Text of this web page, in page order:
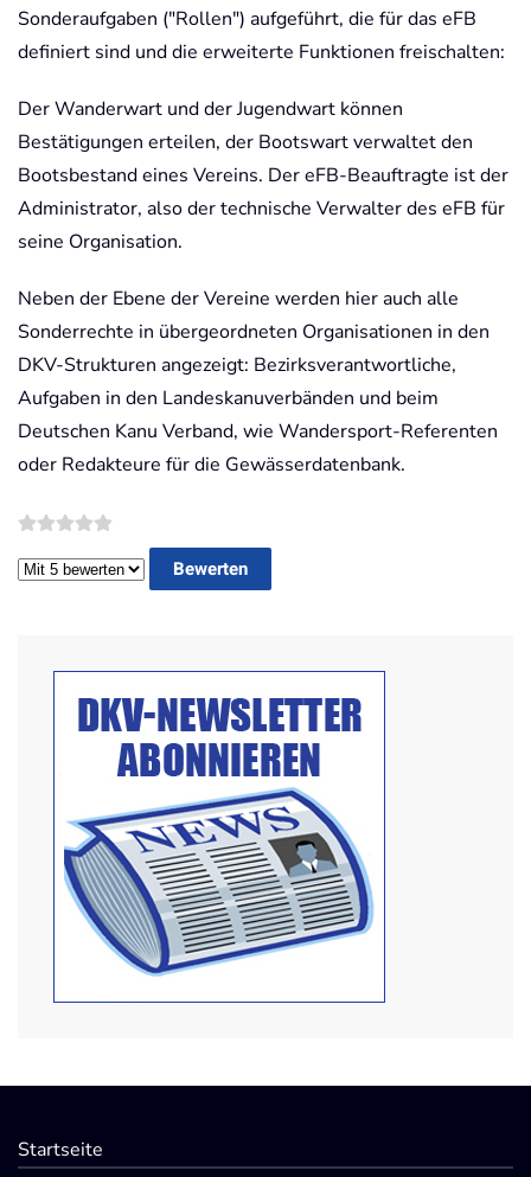
Sonderaufgaben ("Rollen") aufgeführt, die für das eFB
definiert sind und die erweiterte Funktionen freischalten:
Der Wanderwart und der Jugendwart können
Bestätigungen erteilen, der Bootswart verwaltet den
Bootsbestand eines Vereins. Der eFB-Beauftragte ist der
Administrator, also der technische Verwalter des eFB für
seine Organisation.
Neben der Ebene der Vereine werden hier auch alle
Sonderrechte in übergeordneten Organisationen in den
DKV-Strukturen angezeigt: Bezirksverantwortliche,
Aufgaben in den Landeskanuverbänden und beim
Deutschen Kanu Verband, wie Wandersport-Referenten
oder Redakteure für die Gewässerdatenbank.
Bitte bewerten
Startseite